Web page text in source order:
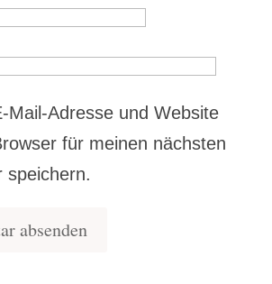
Mail-Adresse und Website
für meinen nächsten
speichern.